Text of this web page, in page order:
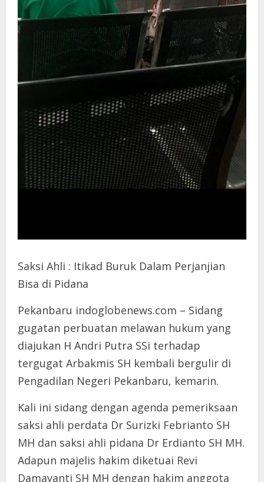
Saksi Ahli : Itikad Buruk Dalam Perjanjian
Bisa di Pidana
Pekanbaru indoglobenews.com – Sidang
gugatan perbuatan melawan hukum yang
diajukan H Andri Putra SSi terhadap
tergugat Arbakmis SH kembali bergulir di
Pengadilan Negeri Pekanbaru, kemarin.
Kali ini sidang dengan agenda pemeriksaan
saksi ahli perdata Dr Surizki Febrianto SH
MH dan saksi ahli pidana Dr Erdianto SH MH.
Adapun majelis hakim diketuai Revi
Damayanti SH MH dengan hakim anggota